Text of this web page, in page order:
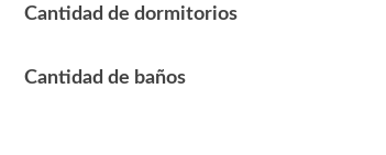
Cantidad de dormitorios
Cantidad de baños